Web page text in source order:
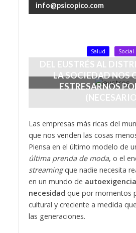
info@psicopico.com
Salud Social
DEL EUSTRÉS AL
LA SOCIEDAD NOS
ESTRESARNOS
Las empresas más ricas del
que nos venden las cosas
Piensa en el último modelo de
última prenda de moda, o el
streamingque nadie necesita
en un mundo de
necesidad que por momentos
cultural y creciente a medida
las generaciones.